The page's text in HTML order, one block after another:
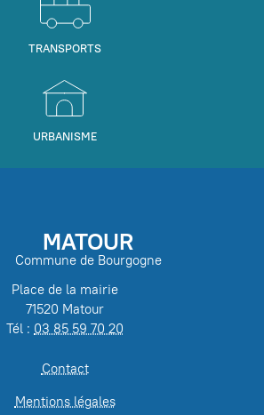
TRANSPORTS
URBANISME
MATOUR
Commune de Bourgogne
Place de la mairie
71520 Matour
Tél : 03 85 59 70 20
Contact
Mentions légales